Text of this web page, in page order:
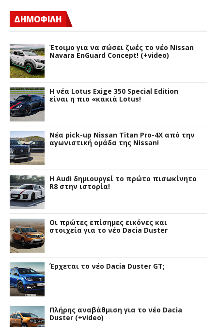
ΔΗΜΟΦΙΛΗ
Έτοιμο για να σώσει ζωές το νέο Nissan
Navara EnGuard Concept! (+video)
H νέα Lotus Exige 350 Special Edition
είναι η πιο «κακιά Lotus!
Νέα pick-up Nissan Titan Pro-4X από την
αγωνιστική ομάδα της Nissan!
Η Audi δημιουργεί το πρώτο πισωκίνητο
R8 στην ιστορία!
Οι πρώτες επίσημες εικόνες και
στοιχεία για το νέο Dacia Duster
Έρχεται το νέο Dacia Duster GT;
Πλήρης αναβάθμιση για το νέο Dacia
Duster (+video)